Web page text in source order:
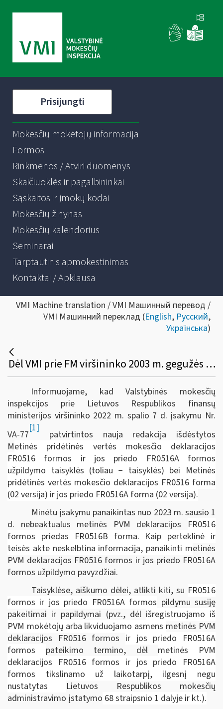
Prisijungti
Mokesčių mokėtojų informacija
Formos
Rinkmenos / Atviri duomenys
Skaičiuoklės ir pagalbininkai
Sąskaitos ir įmokų kodai
Mokesčių žinynas
Mokesčių kalendorius
Seminarai
Tarptautinis apmokestinimas
Kontaktai / Apklausa
VMI Machine translation / VMI Машинный перевод /
VMI Машинний переклад (English, Русский,
Українська)
Dėl VMI prie FM viršininko 2003 m. gegužės 6 d. įsakymo Nr. V-140 pakeitimo
Informuojame, kad Valstybinės mokesčių
inspekcijos prie Lietuvos Respublikos finansų
ministerijos viršininko 2022 m. spalio 7 d. įsakymu Nr.
VA-77
[1]
patvirtintos nauja redakcija išdėstytos
Metinės pridėtinės vertės mokesčio deklaracijos
FR0516 formos ir jos priedo FR0516A formos
užpildymo taisyklės (toliau − taisyklės) bei Metinės
pridėtinės vertės mokesčio deklaracijos FR0516 forma
(02 versija) ir jos priedo FR0516A forma (02 versija).
Minėtu įsakymu panaikintas nuo 2023 m. sausio 1
d. nebeaktualus metinės PVM deklaracijos FR0516
formos priedas FR0516B forma. Kaip perteklinė ir
teisės akte neskelbtina informacija, panaikinti metinės
PVM deklaracijos FR0516 formos ir jos priedo FR0516A
formos užpildymo pavyzdžiai.
Taisyklėse, aiškumo dėlei, atlikti kiti, su FR0516
formos ir jos priedo FR0516A formos pildymu susiję
pakeitimai ir papildymai (pvz., dėl išregistruojamo iš
PVM mokėtojų arba likviduojamo asmens metinės PVM
deklaracijos FR0516 formos ir jos priedo FR0516A
formos pateikimo termino, dėl metinės PVM
deklaracijos FR0516 formos ir jos priedo FR0516A
formos tikslinamo už laikotarpį, ilgesnį negu
nustatytas Lietuvos Respublikos mokesčių
administravimo įstatymo 68 straipsnio 1 dalyje ir kt.).